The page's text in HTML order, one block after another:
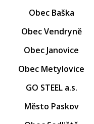
Obec Baška
Obec Vendryně
Obec Janovice
Obec Metylovice
GO STEEL a.s.
Město Paskov